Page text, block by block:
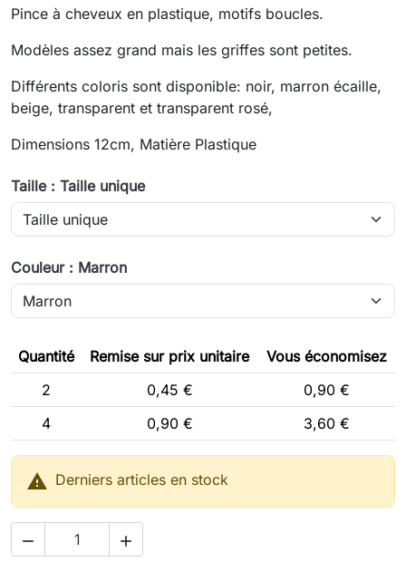
Pince à cheveux en plastique, motifs boucles.
Modèles assez grand mais les griffes sont petites.
Différents coloris sont disponible: noir, marron écaille,
beige, transparent et transparent rosé,
Dimensions 12cm, Matière Plastique
Taille : Taille unique
Couleur : Marron
Quantité Remise sur prix unitaire
Vous économisez
2
0,45 €
0,90 €
4
0,90 € 3,60 €
 Derniers articles en stock
 